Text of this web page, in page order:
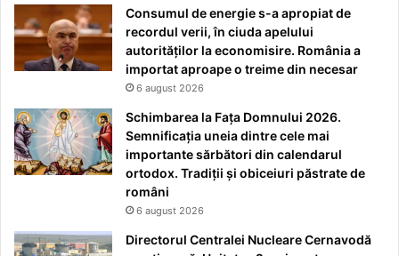
Consumul de energie s-a apropiat de
recordul verii, în ciuda apelului
autorităților la economisire. România a
importat aproape o treime din necesar
6 august 2026
Schimbarea la Fața Domnului 2026.
Semnificația uneia dintre cele mai
importante sărbători din calendarul
ortodox. Tradiții și obiceiuri păstrate de
români
6 august 2026
Directorul Centralei Nucleare Cernavodă